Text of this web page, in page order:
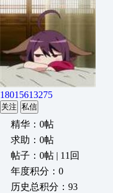
18015613275
关注 私信
精华：0帖
求助：0帖
帖子：0帖 | 11回
年度积分：0
历史总积分：93